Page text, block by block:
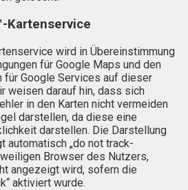
Kartenservice
wird in Übereinstimmung
für Google Maps und den
für Google Services auf dieser
weisen darauf hin, dass sich
in den Karten nicht vermeiden
darstellen, da diese eine
darstellen. Die Darstellung
automatisch „do not track-
Browser des Nutzers,
angezeigt wird, sofern die
aktiviert wurde.